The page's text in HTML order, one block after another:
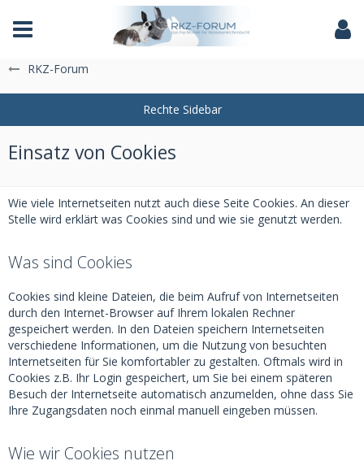
Das Fachforum der Rassekaninchenzucht
RKZ-Forum
Einsatz von Cookies
Wie viele Internetseiten nutzt auch diese Seite Cookies. An dieser
Stelle wird erklärt was Cookies sind und wie sie genutzt werden.
Was sind Cookies
Cookies sind kleine Dateien, die beim Aufruf von Internetseiten
durch den Internet-Browser auf Ihrem lokalen Rechner
gespeichert werden. In den Dateien speichern Internetseiten
verschiedene Informationen, um die Nutzung von besuchten
Internetseiten für Sie komfortabler zu gestalten. Oftmals wird in
Cookies z.B. Ihr Login gespeichert, um Sie bei einem späteren
Besuch der Internetseite automatisch anzumelden, ohne dass Sie
Ihre Zugangsdaten noch einmal manuell eingeben müssen.
Wie wir Cookies nutzen